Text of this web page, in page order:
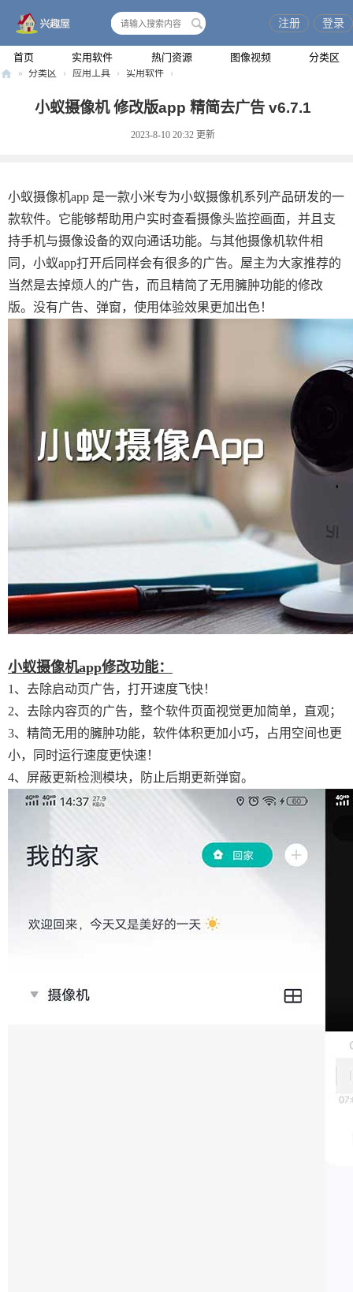
首页 实用软件 热门资源 图像视频 分类区
注册 登录
» 分类区 › 应用工具 › 实用软件 ›
小蚁摄像机 修改版app 精简去广告 v6.7.1
2023-8-10 20:32 更新
小蚁摄像机app 是一款小米专为小蚁摄像机系列产品研发的一
款软件。它能够帮助用户实时查看摄像头监控画面，并且支
持手机与摄像设备的双向通话功能。与其他摄像机软件相
同，小蚁app打开后同样会有很多的广告。屋主为大家推荐的
当然是去掉烦人的广告，而且精简了无用臃肿功能的修改
版。没有广告、弹窗，使用体验效果更加出色！
小蚁摄像机app修改功能：
1、去除启动页广告，打开速度飞快！
2、去除内容页的广告，整个软件页面视觉更加简单，直观；
3、精简无用的臃肿功能，软件体积更加小巧，占用空间也更
小，同时运行速度更快速！
4、屏蔽更新检测模块，防止后期更新弹窗。